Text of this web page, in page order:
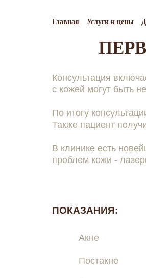
Главная Услуги и цены
Консультация
с кожей могут быть
По итогу
Также пациент
В клинике есть
проблем кожи -
ПОКАЗАНИЯ:
Акне
Постакне